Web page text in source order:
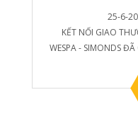
25-6-
KẾT NỐI GIAO
WESPA - SIMONDS